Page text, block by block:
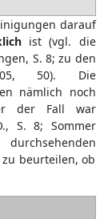
darauf
ist (vgl. die
S. 8; zu den
50). Die
nämlich noch
der Fall war
S. 8; Sommer
beurteilen, ob